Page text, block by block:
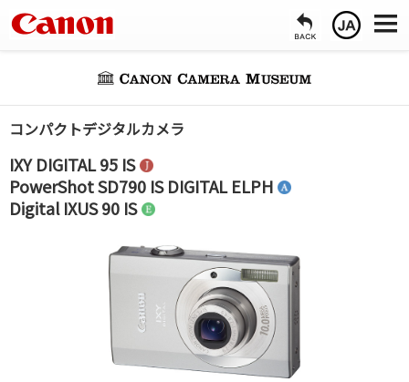
コンパクトデジタルカメラ
IXY DIGITAL 95 IS
PowerShot SD790 IS DIGITAL ELPH
Digital IXUS 90 IS